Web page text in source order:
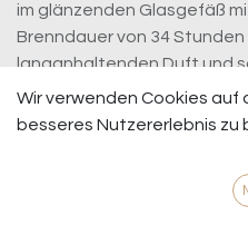
im glänzenden Glasgefäß
Brenndauer von 34
langanhaltenden Duft und
Stimmung. Ist die Kerze
Glas zum vielseitigen
Wir verwenden Cookies auf
besseres Nutzererlebnis zu